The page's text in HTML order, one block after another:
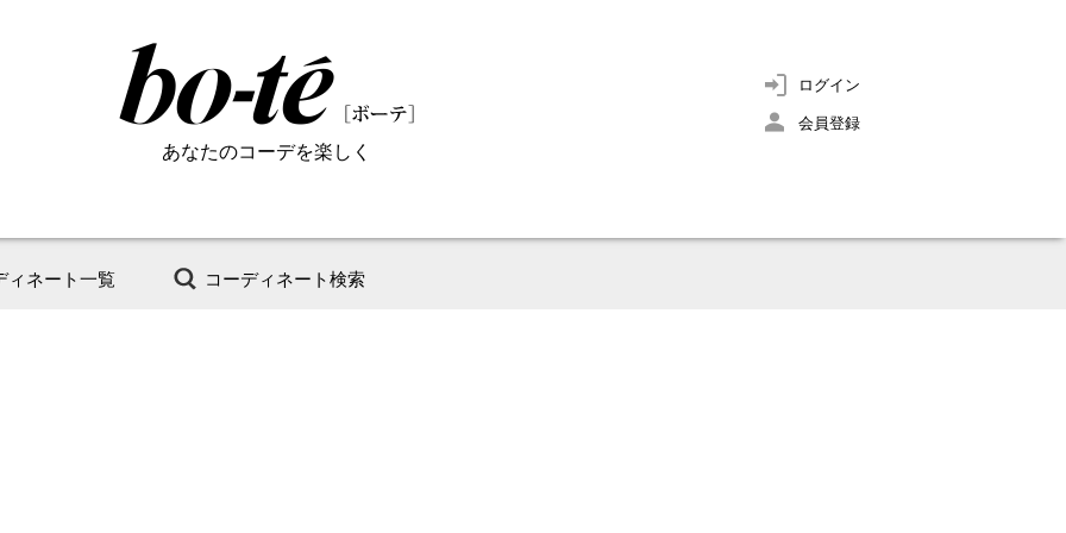
あなたのコーデを楽しく
ログイン
会員登録
ィネート一覧 コーディネート検索